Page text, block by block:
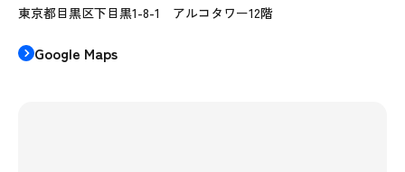
東京都目黒区下目黒1-8-1 アルコタワー12階
Google Maps